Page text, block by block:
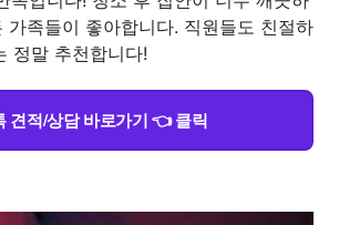
가족들이 좋아합니다. 직원들도 친절하
정말 추천합니다!
견적/상담 바로가기 👈 클릭